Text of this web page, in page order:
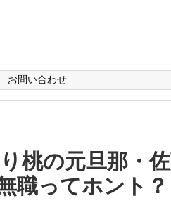
お問い合わせ
桃の元旦那・
職ってホント？